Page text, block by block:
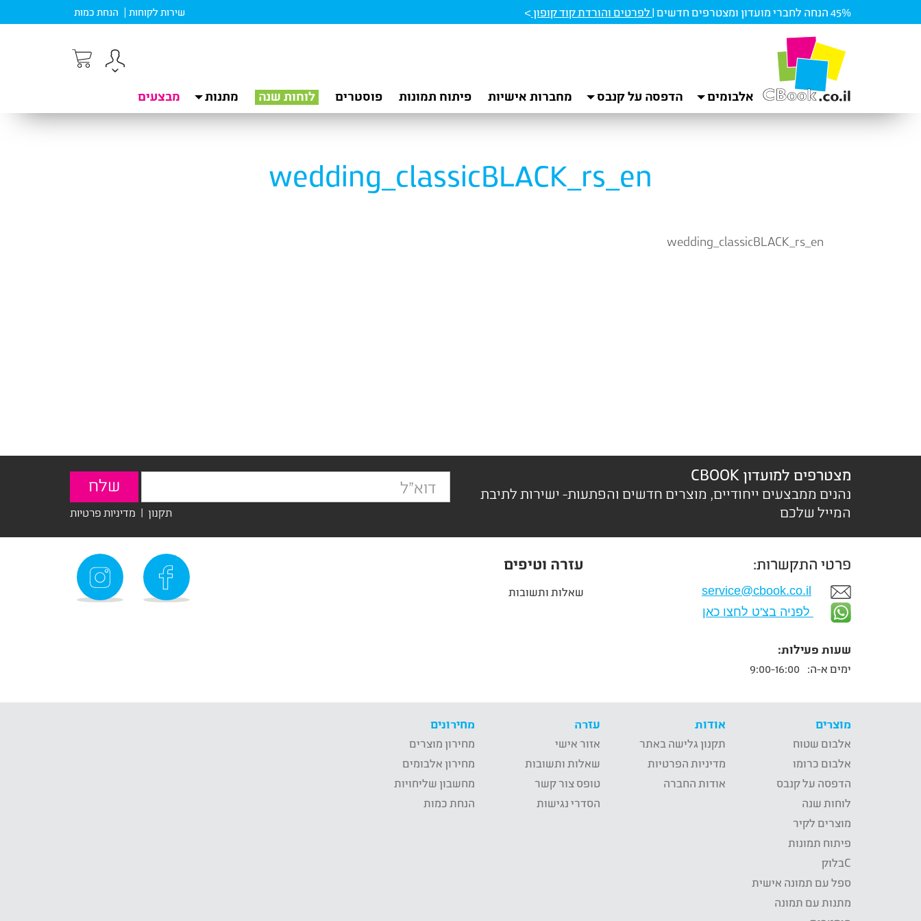
45% הנחה לחברי מועדון ומצטרפים חדשים | לפרטים והורדת קוד קופון> שירות לקוחות הנחת כמות
אלבומים הדפסה על קנבס מחברות אישיות פיתוח תמונות פוסטרים לוחות שנה מתנות מבצעים
wedding_classicBLACK_rs_en
wedding_classicBLACK_rs_en
מצטרפים למועדון CBOOK
נהנים ממבצעים ייחודיים, מוצרים חדשים והפתעות- ישירות לתיבת
המייל שלכם
תקנון | מדיניות פרטיות
פרטי התקשרות:
service@cbook.co.il
לפניה בצ'ט לחצו כאן
שעות פעילות:
ימים א-ה:
עזרה וטיפים
שאלות ותשובות
מוצרים
אלבום שטוח
אלבום כרומו
הדפסה על קנבס
לוחות שנה
מוצרים לקיר
פיתוח תמונות
Cבלוק
ספל עם תמונה אישית
מתנות עם תמונה
אודות
תקנון גלישה באתר
מדיניות הפרטיות
אודות החברה
עזרה
אזור אישי
שאלות ותשובות
טופס צור קשר
הסדרי נגישות
מחירונים
מחירון מוצרים
מחירון אלבומים
מחשבון שליחויות
הנחת כמות